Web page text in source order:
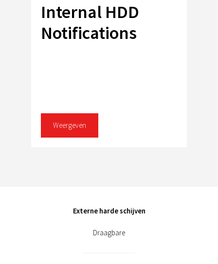
Internal HDD
Notifications
Weergeven
Externe harde schijven
Draagbare